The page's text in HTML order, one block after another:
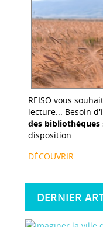
REISO vous
lecture... Besoin
des bibliothèques
disposition.
DÉCOUVRIR
DERNIER